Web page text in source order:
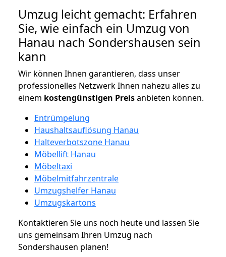
Umzug leicht gemacht: Erfahren
Sie, wie einfach ein Umzug von
Hanau nach Sondershausen sein
kann
Wir können Ihnen garantieren, dass unser
professionelles Netzwerk Ihnen nahezu alles zu
einem kostengünstigen Preisanbieten können.
Entrümpelung
Haushaltsauflösung Hanau
Halteverbotszone Hanau
Möbellift Hanau
Möbeltaxi
Möbelmitfahrzentrale
Umzugshelfer Hanau
Umzugskartons
Kontaktieren Sie uns noch heute und lassen Sie
uns gemeinsam Ihren Umzug nach
Sondershausen planen!